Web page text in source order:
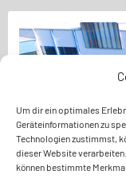
Um dir ein optimales
Geräteinformationen zu
Technologien zustimmst,
dieser Website
können bestimmte